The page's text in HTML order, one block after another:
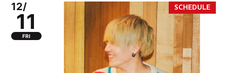
12/
11
FRI